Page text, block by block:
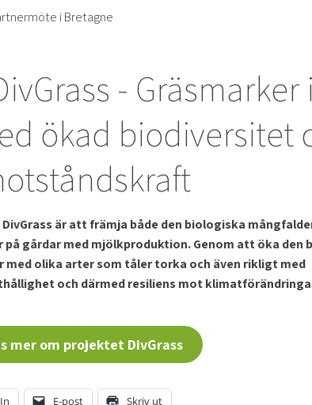
- Gräsmarker i
ökad biodiversitet
är att främja både den biologiska
gårdar med mjölkproduktion. Genom att öka den
med olika arter som tåler torka och även rikligt med
och därmed resiliens mot
mer om projektet DivGrass
E-post Skriv ut